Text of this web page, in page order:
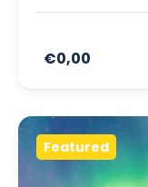
€0,00
Featured